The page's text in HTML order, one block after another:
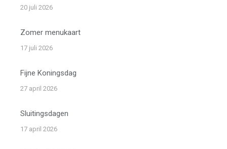
20 juli 2026
Zomer menukaart
17 juli 2026
Fijne Koningsdag
27 april 2026
Sluitingsdagen
17 april 2026